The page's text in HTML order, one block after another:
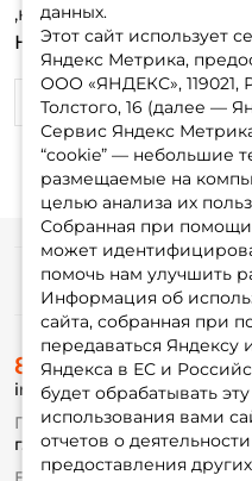
,нравиться она форели
Недостатки:Нет
0 0
данных.
Этот сайт использует
Яндекс Метрика,
ООО «ЯНДЕКС», 119021,
Толстого, 16 (далее —
Сервис Яндекс
“cookie” — небольшие
размещаемые на
целью анализа их
Собранная при
может
помочь нам улучшить
Информация об
сайта, собранная при
передаваться Яндексу
Яндекса в ЕС и
будет обрабатывать
использования вами
отчетов о
предоставления
О
8 (495) 532-77-88
info@foxfishing.ru
По вопросам с заказом
г. Москва, ул. Плеханова